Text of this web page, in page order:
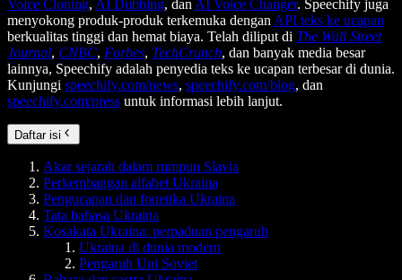
Voice Cloning, AI Dubbing, dan AI Voice Changer. Speechify juga
menyokong produk-produk terkemuka dengan API teks ke ucapan
berkualitas tinggi dan hemat biaya. Telah diliput di The Wall Street
Journal, CNBC, Forbes, TechCrunch, dan banyak media besar
lainnya, Speechify adalah penyedia teks ke ucapan terbesar di dunia.
Kunjungi speechify.com/news, speechify.com/blog, dan
speechify.com/press untuk informasi lebih lanjut.
Daftar isi
Akar sejarah dalam rumpun Slavia
Perkembangan alfabet Ukraina
Pengucapan dan fonetika Ukraina
Tata bahasa Ukraina
Kosakata Ukraina: perpaduan pengaruh
Ukraina di dunia modern
Pengaruh Uni Soviet